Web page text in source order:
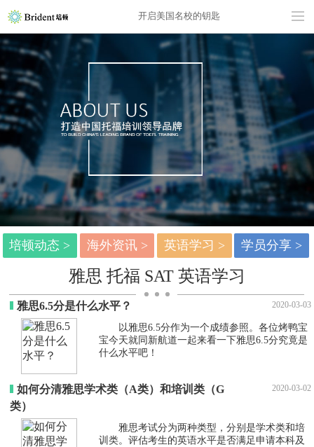
开启美国名校的钥匙
培顿动态 > 海外资讯 > 英语学习 > 学员分享 >
雅思 托福 SAT 英语学习
雅思6.5分是什么水平？ 2020-03-03
以雅思6.5分作为一个成绩参照。各位烤鸭宝
宝今天就同新航道一起来看一下雅思6.5分究竟是
什么水平吧！
如何分清雅思学术类（A类）和培训类（G
类）
2020-03-02
雅思考试分为两种类型，分别是学术类和培
训类。评估考生的英语水平是否满足申请本科及